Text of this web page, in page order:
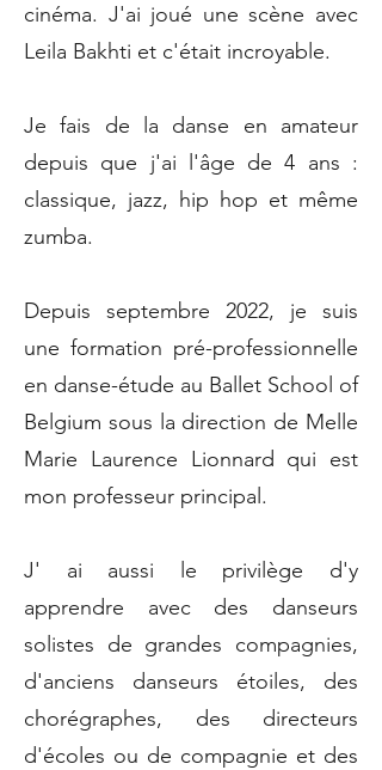
cinéma. J'ai joué une scène avec
Leila Bakhti et c'était incroyable.
Je fais de la danse en amateur
depuis que j'ai l'âge de 4 ans :
classique, jazz, hip hop et même
zumba.
Depuis septembre 2022, je suis
une formation pré-professionnelle
en danse-étude au Ballet School of
Belgium sous la direction de Melle
Marie Laurence Lionnard qui est
mon professeur principal.
J' ai aussi le privilège d'y
apprendre avec des danseurs
solistes de grandes compagnies,
d'anciens danseurs étoiles, des
chorégraphes, des directeurs
d'écoles ou de compagnie et des